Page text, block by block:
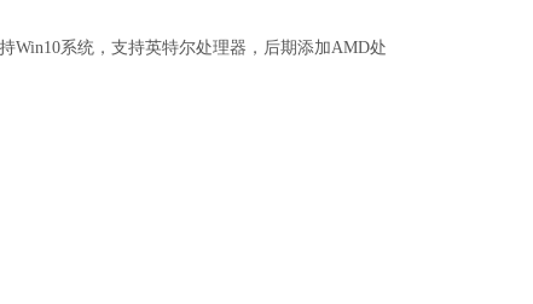
Win10系统，支持英特尔处理器，后期添加AMD处